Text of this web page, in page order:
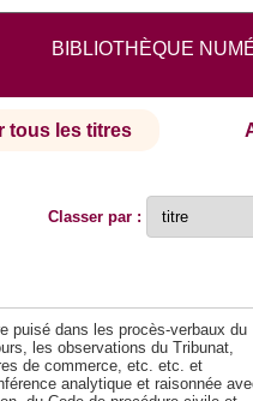
BIBLIOTHÈQUE
tous les titres
Classer par :
puisé dans les procès-verbaux du
les observations du Tribunat,
de commerce, etc. etc. et
analytique et raisonnée